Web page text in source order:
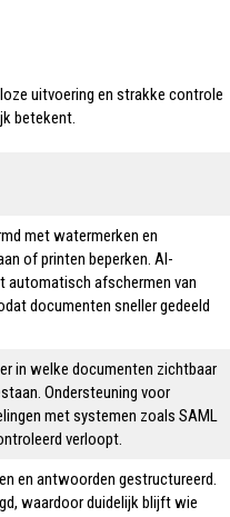
uitvoering en strakke controle
betekent.
met watermerken en
of printen beperken. AI-
automatisch afschermen van
documenten sneller gedeeld
in welke documenten zichtbaar
Ondersteuning voor
met systemen zoals SAML
verloopt.
en antwoorden gestructureerd.
waardoor duidelijk blijft wie